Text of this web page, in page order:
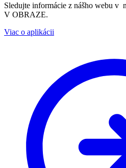
Sledujte informácie z nášho webu v
V OBRAZE.
Viac o aplikácii